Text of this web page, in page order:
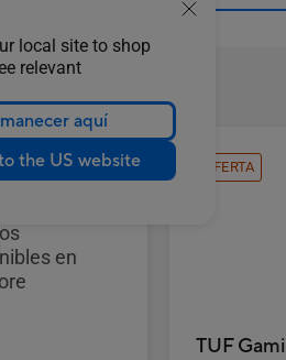
local site to shop
relevant
aquí
the US website
TUF &
en
OFERTA
TUF